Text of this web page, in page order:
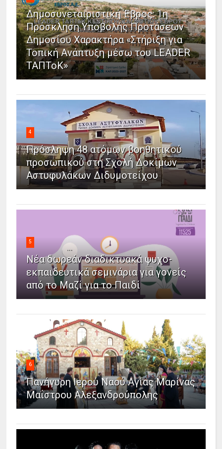
Δημοσυνεταιριστική Έβρος: 1η
Πρόσκληση Υποβολής Προτάσεων
Δημοσίου Χαρακτήρα «Στήριξη για
Τοπική Ανάπτυξη μέσω του LEADER
ΤΑΠΤοΚ»
4
Πρόσληψη 48 ατόμων βοηθητικού
προσωπικού στη Σχολή Δοκίμων
Αστυφυλάκων Διδυμοτείχου
5
Νέα δωρεάν διαδικτυακά ψυχο-
εκπαιδευτικά σεμινάρια για γονείς
από το Μαζί για το Παιδί
6
Πανήγυρη Ιερού Ναού Αγίας Μαρίνας
Μαΐστρου Αλεξανδρούπολης